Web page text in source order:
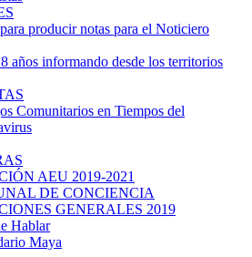
producir notas para el Noticiero
años informando desde los territorios
Comunitarios en Tiempos del
AEU 2019-2021
DE CONCIENCIA
GENERALES 2019
Hablar
Maya